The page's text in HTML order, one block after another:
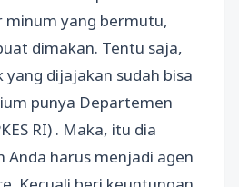
minum yang bermutu,
dimakan. Tentu saja,
yang dijajakan sudah bisa
punya Departemen
RI) . Maka, itu dia
Anda harus menjadi agen